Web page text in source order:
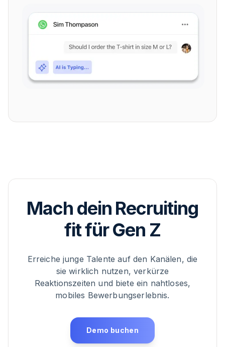
Mach dein Recruiting
fit für Gen Z
Erreiche junge Talente auf den Kanälen, die
sie wirklich nutzen, verkürze
Reaktionszeiten und biete ein nahtloses,
mobiles Bewerbungserlebnis.
Demo buchen